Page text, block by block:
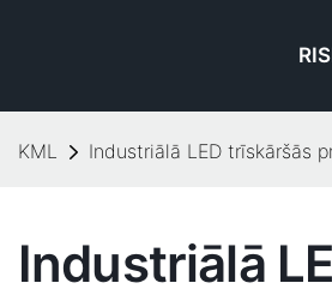
KML Industriālā LED trīskāršās
Industriālā